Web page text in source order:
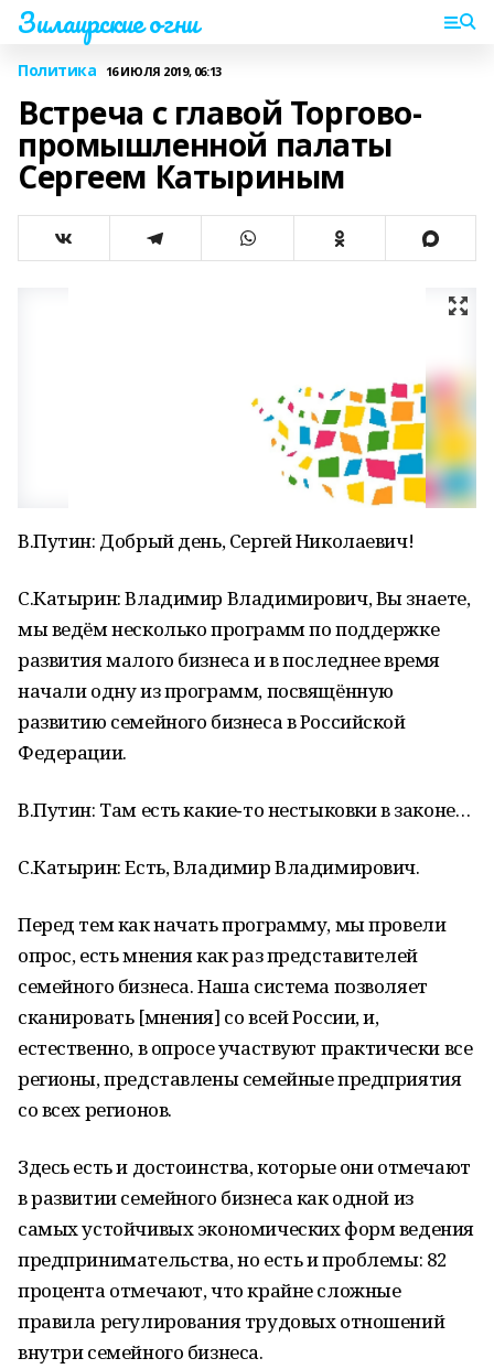
Зилаирские огни
Политика 16 ИЮЛЯ 2019, 06:13
Встреча с главой Торгово-
промышленной палаты
Сергеем Катыриным
В.Путин: Добрый день, Сергей Николаевич!
С.Катырин: Владимир Владимирович, Вы знаете,
мы ведём несколько программ по поддержке
развития малого бизнеса и в последнее время
начали одну из программ, посвящённую
развитию семейного бизнеса в Российской
Федерации.
В.Путин: Там есть какие‑то нестыковки в законе…
С.Катырин: Есть, Владимир Владимирович.
Перед тем как начать программу, мы провели
опрос, есть мнения как раз представителей
семейного бизнеса. Наша система позволяет
сканировать [мнения] со всей России, и,
естественно, в опросе участвуют практически все
регионы, представлены семейные предприятия
со всех регионов.
Здесь есть и достоинства, которые они отмечают
в развитии семейного бизнеса как одной из
самых устойчивых экономических форм ведения
предпринимательства, но есть и проблемы: 82
процента отмечают, что крайне сложные
правила регулирования трудовых отношений
внутри семейного бизнеса.